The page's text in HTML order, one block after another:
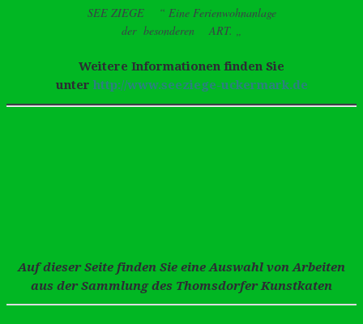
SEE ZIEGE “ Eine Ferienwohnanlage
der besonderen ART. „
Weitere Informationen finden Sie
unter http://www.seeziege-uckermark.de
Auf dieser Seite finden Sie eine Auswahl von Arbeiten
aus der Sammlung des Thomsdorfer Kunstkaten